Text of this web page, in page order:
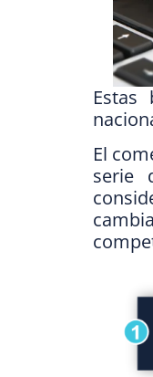
Estas
El
serie